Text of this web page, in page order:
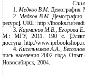
1. Медков В.М.
2. Медков В.М.
ресурс]. URL: http://ibooks.ru/
3. Карманов М.В., Егорова
М.: МГУ, 2011. 190 c.
доступа: http://
4. Кисельников А.А.,
пись населения 2002 года. Опыт
Новосибирск, 2004.